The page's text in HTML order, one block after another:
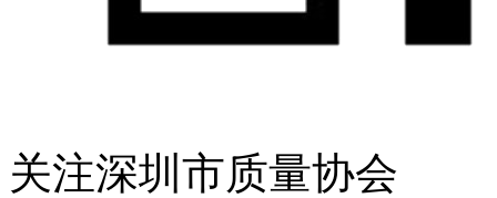
关注深圳市质量协会